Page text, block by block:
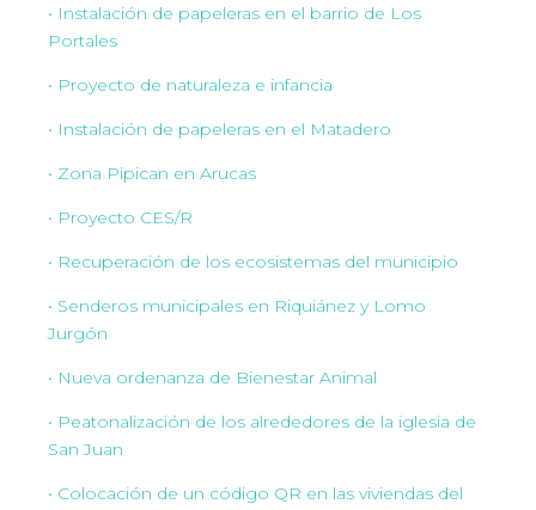
• Instalación de papeleras en el barrio de Los
Portales
• Proyecto de naturaleza e infancia
• Instalación de papeleras en el Matadero
• Zona Pipican en Arucas
• Proyecto CES/R
• Recuperación de los ecosistemas del municipio
• Senderos municipales en Riquiánez y Lomo
Jurgón
• Nueva ordenanza de Bienestar Animal
• Peatonalización de los alrededores de la iglesia de
San Juan
• Colocación de un código QR en las viviendas del